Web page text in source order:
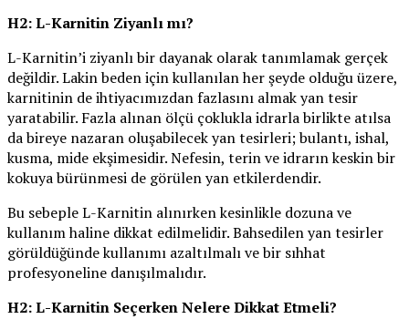
H2: L-Karnitin Ziyanlı mı?
L-Karnitin’i ziyanlı bir dayanak olarak tanımlamak gerçek
değildir. Lakin beden için kullanılan her şeyde olduğu üzere,
karnitinin de ihtiyacımızdan fazlasını almak yan tesir
yaratabilir. Fazla alınan ölçü çoklukla idrarla birlikte atılsa
da bireye nazaran oluşabilecek yan tesirleri; bulantı, ishal,
kusma, mide ekşimesidir. Nefesin, terin ve idrarın keskin bir
kokuya bürünmesi de görülen yan etkilerdendir.
Bu sebeple L-Karnitin alınırken kesinlikle dozuna ve
kullanım haline dikkat edilmelidir. Bahsedilen yan tesirler
görüldüğünde kullanımı azaltılmalı ve bir sıhhat
profesyoneline danışılmalıdır.
H2: L-Karnitin Seçerken Nelere Dikkat Etmeli?